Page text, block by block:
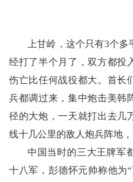
上甘岭，这个只有3个多
经打了半个月了，双方都投
伤亡比任何战役都大。首长
兵都调过来，集中炮击美韩
径的大炮，一天就打出去几
线十几公里的敌人炮兵阵地，
中国当时的三大王牌军
十八军，彭德怀元帅称他为